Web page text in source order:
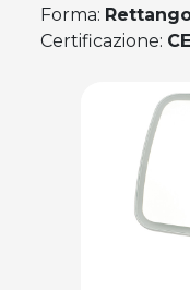
Forma:
Certificazione: